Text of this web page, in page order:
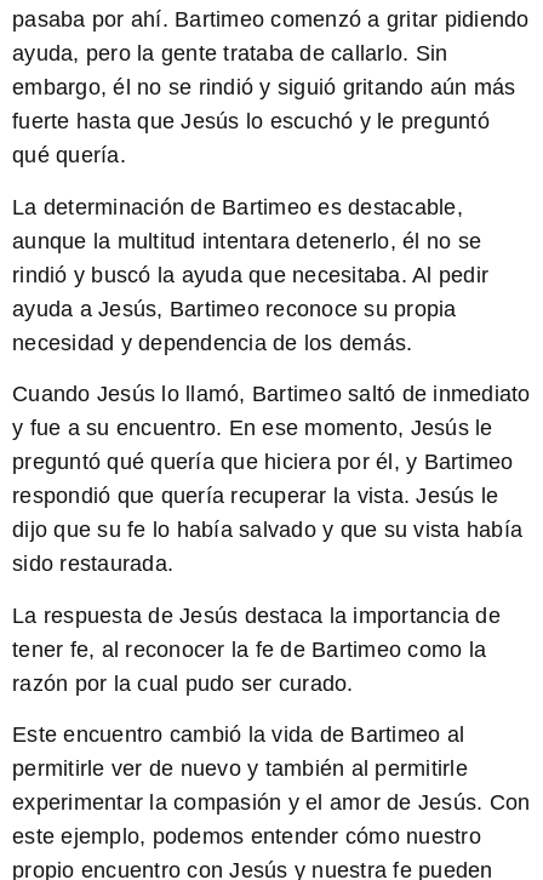
pasaba por ahí. Bartimeo comenzó a gritar pidiendo
ayuda, pero la gente trataba de callarlo. Sin
embargo, él no se rindió y siguió gritando aún más
fuerte hasta que Jesús lo escuchó y le preguntó
qué quería.
La determinación de Bartimeo es destacable,
aunque la multitud intentara detenerlo, él no se
rindió y buscó la ayuda que necesitaba. Al pedir
ayuda a Jesús, Bartimeo reconoce su propia
necesidad y dependencia de los demás.
Cuando Jesús lo llamó, Bartimeo saltó de inmediato
y fue a su encuentro. En ese momento, Jesús le
preguntó qué quería que hiciera por él, y Bartimeo
respondió que quería recuperar la vista. Jesús le
dijo que su fe lo había salvado y que su vista había
sido restaurada.
La respuesta de Jesús destaca la importancia de
tener fe, al reconocer la fe de Bartimeo como la
razón por la cual pudo ser curado.
Este encuentro cambió la vida de Bartimeo al
permitirle ver de nuevo y también al permitirle
experimentar la compasión y el amor de Jesús. Con
este ejemplo, podemos entender cómo nuestro
propio encuentro con Jesús y nuestra fe pueden